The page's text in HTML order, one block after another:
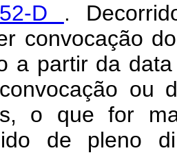
D .
convocação
a partir da
ou
o que for
de pleno